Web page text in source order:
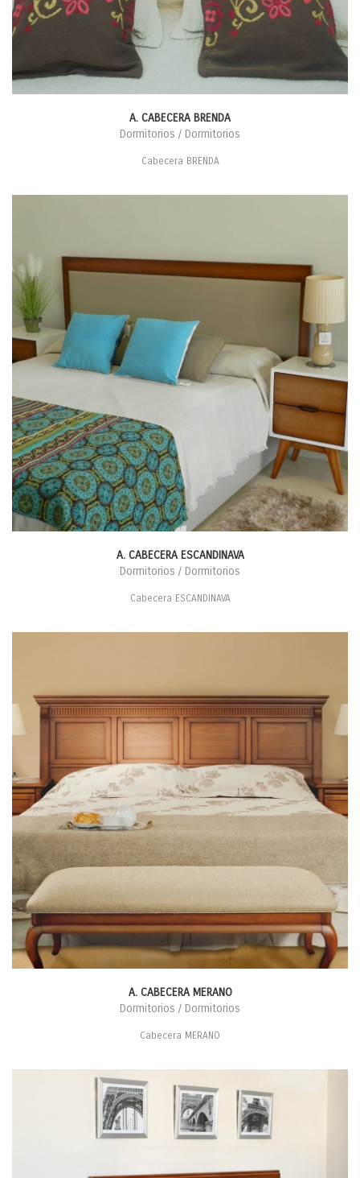
A. CABECERA BRENDA
Dormitorios / Dormitorios
Cabecera BRENDA
A. CABECERA ESCANDINAVA
Dormitorios / Dormitorios
Cabecera ESCANDINAVA
A. CABECERA MERANO
Dormitorios / Dormitorios
Cabecera MERANO